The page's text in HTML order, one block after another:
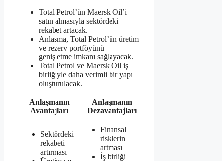
Total Petrol’ün Maersk Oil’i
satın almasıyla sektördeki
rekabet artacak.
Anlaşma, Total Petrol’ün üretim
ve rezerv portföyünü
genişletme imkanı sağlayacak.
Total Petrol ve Maersk Oil iş
birliğiyle daha verimli bir yapı
oluşturulacak.
Anlaşmanın
Avantajları
Anlaşmanın
Dezavantajları
Sektördeki
rekabeti
artırması
Finansal
risklerin
artması
İş birliği